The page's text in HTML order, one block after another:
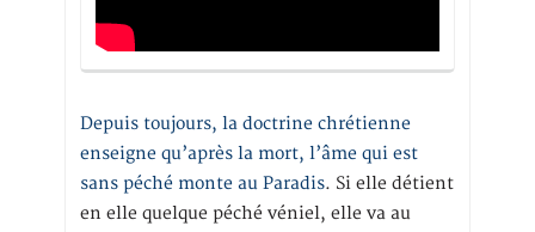
Depuis toujours, la doctrine chrétienne
enseigne qu’après la mort, l’âme qui est
sans péché monte au Paradis. Si elle détient
en elle quelque péché véniel, elle va au